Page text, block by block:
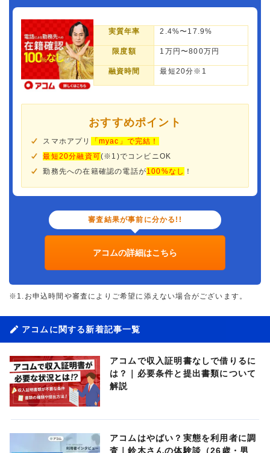
実質年率 2.4%〜17.9%
限度額 1万円〜800万円
融資時間 最短20分※1
おすすめポイント
スマホアプリ
「myac」で完結！
最短20分融資可(※1)でコンビニOK
勤務先への在籍確認の電話が100%なし ！
審査結果が事前に分かる!!
アコムの詳細はこちら
※1.お申込時間や審査によりご希望に添えない場合がございます。
アコムに関する新着記事一覧
アコムで収入証明書なしで借りるに
は？｜必要条件と提出書類について
解説
アコムはやばい？実態を利用者に調
査｜鈴木さんの体験談（26歳・男